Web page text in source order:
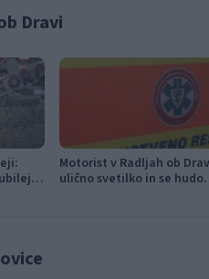
Dravi
Motorist v Radljah ob
ulično svetilko in se hudo